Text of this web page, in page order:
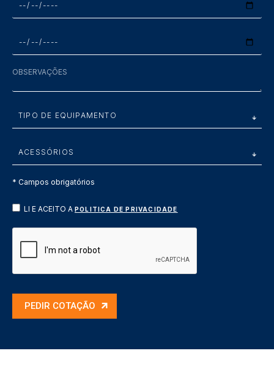
* Campos obrigatórios
LI E ACEITO A POLITICA DE PRIVACIDADE
PEDIR COTAÇÃO